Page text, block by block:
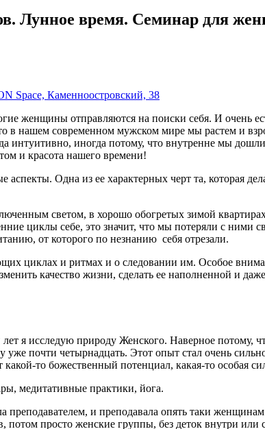
Лунное время. Семинар для
Space, Каменноостровский, 38
женщины отправляются на поиски себя. И очень
в нашем современном мужском мире мы растем и
интуитивно, иногда потому, что внутренне мы
и красота нашего времени!
аспекты. Одна из ее характерных черт та, которая
светом, в хорошо обогретых зимой
циклы себе, это значит, что мы потеряли с
от которого по незнанию себя отрезали.
циклах и ритмах и о следовании им. Особое
качество жизни, сделать ее наполненной и
лет я исследую природу Женского. Наверное
уже почти четырнадцать. Этот опыт стал очень
то божественный потенциал, какая-то особая
медитативные практики, йога.
преподавателем, и преподавала опять таки
потом просто женские группы, без деток внутри или